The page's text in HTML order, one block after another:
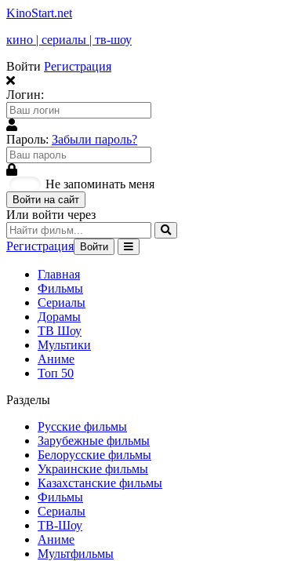
KinoStart.net
кино | сериалы | тв-шоу
Войти Регистрация
Логин:
Пароль: Забыли пароль?
Не запоминать меня
Войти на сайт
Или войти через
Регистрация Войти
Главная
Фильмы
Сериалы
Дорамы
ТВ Шоу
Мультики
Аниме
Топ 50
Разделы
Русские фильмы
Зарубежные фильмы
Белорусские фильмы
Украинские фильмы
Казахстанские фильмы
Фильмы
Сериалы
ТВ-Шоу
Аниме
Мультфильмы